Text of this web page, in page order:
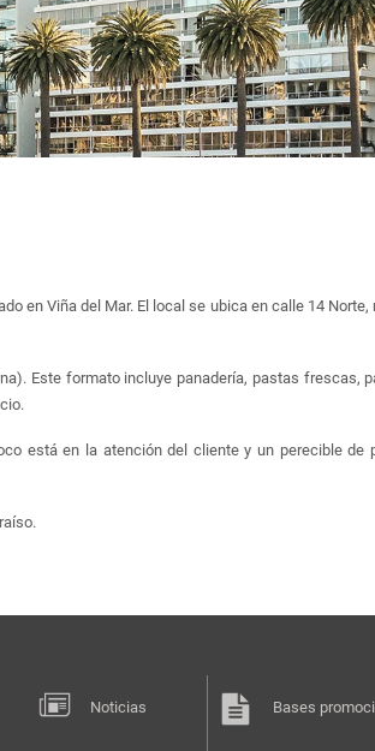
en Viña del Mar. El local se ubica en calle 14 Norte,
Este formato incluye panadería, pastas frescas,
está en la atención del cliente y un perecible de
Noticias Bases